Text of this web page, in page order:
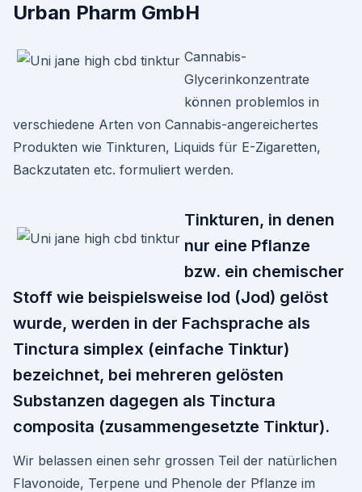
Urban Pharm GmbH
Cannabis-
Glycerinkonzentrate
können problemlos in
verschiedene Arten von Cannabis-angereichertes
Produkten wie Tinkturen, Liquids für E-Zigaretten,
Backzutaten etc. formuliert werden.
Tinkturen, in denen
nur eine Pflanze
bzw. ein chemischer
Stoff wie beispielsweise Iod (Jod) gelöst
wurde, werden in der Fachsprache als
Tinctura simplex (einfache Tinktur)
bezeichnet, bei mehreren gelösten
Substanzen dagegen als Tinctura
composita (zusammengesetzte Tinktur).
Wir belassen einen sehr grossen Teil der natürlichen
Flavonoide, Terpene und Phenole der Pflanze im